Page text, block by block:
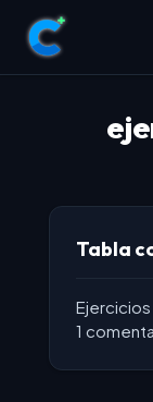
Tabla
1